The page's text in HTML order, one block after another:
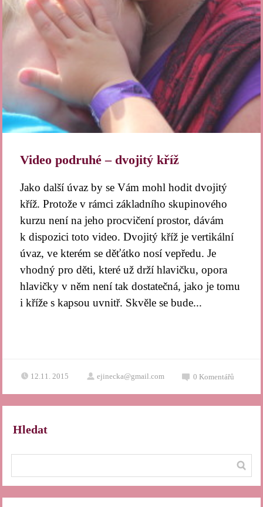
Video podruhé – dvojitý kříž
Jako další úvaz by se Vám mohl hodit dvojitý
kříž. Protože v rámci základního skupinového
kurzu není na jeho procvičení prostor, dávám
k dispozici toto video. Dvojitý kříž je vertikální
úvaz, ve kterém se děťátko nosí vepředu. Je
vhodný pro děti, které už drží hlavičku, opora
hlavičky v něm není tak dostatečná, jako je tomu
i kříže s kapsou uvnitř. Skvěle se bude...
12.11. 2015 ejinecka@gmail.com 0Komentářů
Hledat